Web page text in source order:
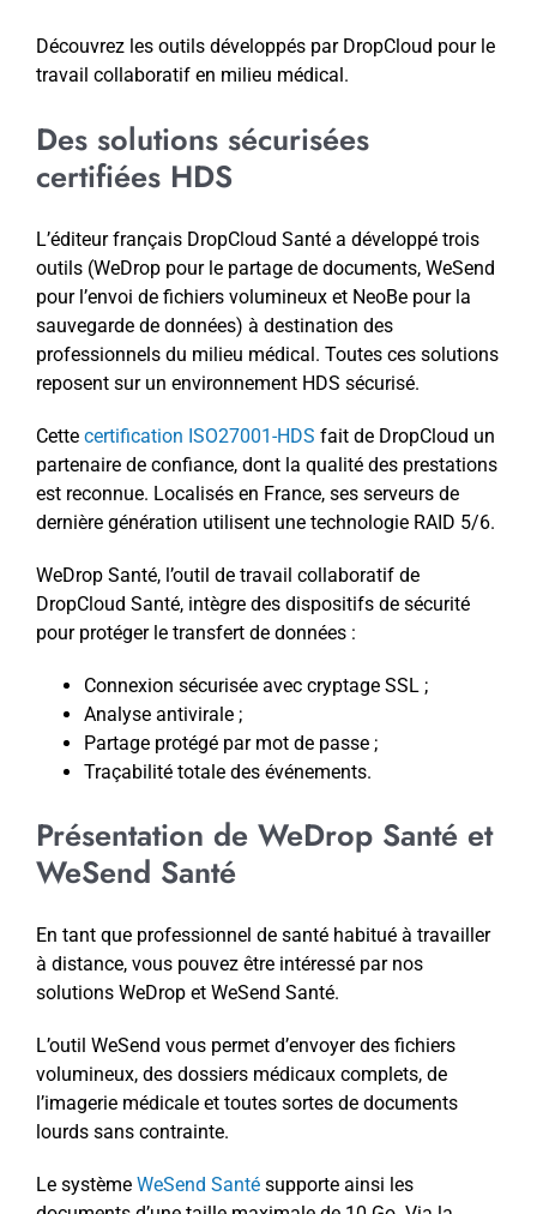
Découvrez les outils développés par DropCloud pour le
travail collaboratif en milieu médical.
Des solutions sécurisées
certifiées HDS
L’éditeur français DropCloud Santé a développé trois
outils (WeDrop pour le partage de documents, WeSend
pour l’envoi de fichiers volumineux et NeoBe pour la
sauvegarde de données) à destination des
professionnels du milieu médical. Toutes ces solutions
reposent sur un environnement HDS sécurisé.
Cette certification ISO27001-HDS fait de DropCloud un
partenaire de confiance, dont la qualité des prestations
est reconnue. Localisés en France, ses serveurs de
dernière génération utilisent une technologie RAID 5/6.
WeDrop Santé, l’outil de travail collaboratif de
DropCloud Santé, intègre des dispositifs de sécurité
pour protéger le transfert de données :
Connexion sécurisée avec cryptage SSL ;
Analyse antivirale ;
Partage protégé par mot de passe ;
Traçabilité totale des événements.
Présentation de WeDrop Santé et
WeSend Santé
En tant que professionnel de santé habitué à travailler
à distance, vous pouvez être intéressé par nos
solutions WeDrop et WeSend Santé.
L’outil WeSend vous permet d’envoyer des fichiers
volumineux, des dossiers médicaux complets, de
l’imagerie médicale et toutes sortes de documents
lourds sans contrainte.
Le système WeSend Santésupporte ainsi les